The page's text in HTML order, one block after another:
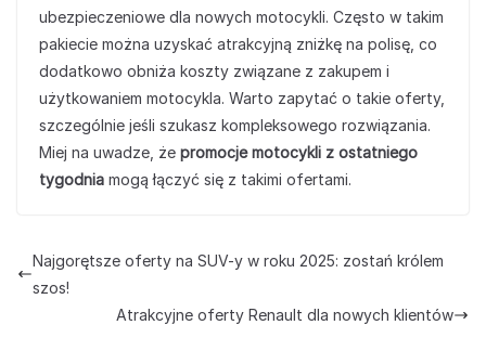
ubezpieczeniowe dla nowych motocykli. Często w takim
pakiecie można uzyskać atrakcyjną zniżkę na polisę, co
dodatkowo obniża koszty związane z zakupem i
użytkowaniem motocykla. Warto zapytać o takie oferty,
szczególnie jeśli szukasz kompleksowego rozwiązania.
Miej na uwadze, że promocje motocykli z ostatniego
tygodnia mogą łączyć się z takimi ofertami.
Najgorętsze oferty na SUV-y w roku 2025: zostań królem
szos!
Atrakcyjne oferty Renault dla nowych klientów